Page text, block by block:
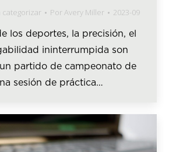
categorizar PorAvery Miller 2023-09
los deportes, la precisión, el
ininterrumpida son
un partido de campeonato de
sesión de práctica…